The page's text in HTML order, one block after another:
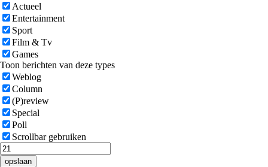
Actueel
Entertainment
Sport
Film & Tv
Games
Toon berichten van deze types
Weblog
Column
(P)review
Special
Poll
Scrollbar gebruiken
opslaan